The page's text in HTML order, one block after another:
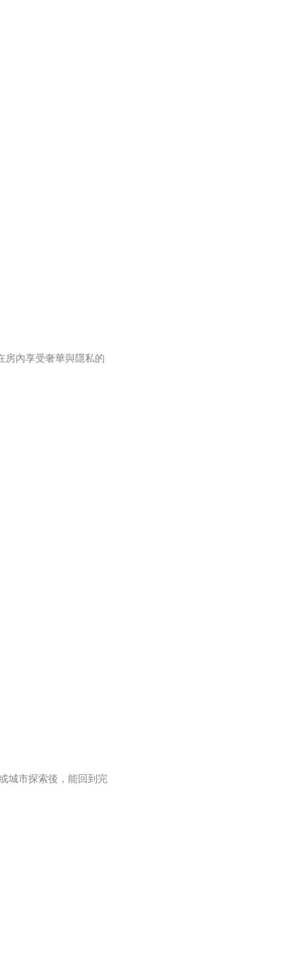
房內享受奢華與隱私的
城市探索後，能回到完